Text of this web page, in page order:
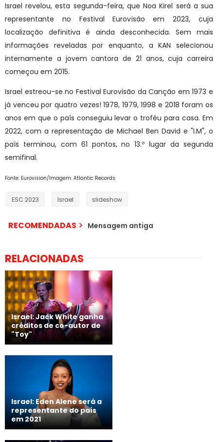
Israel revelou, esta segunda-feira, que Noa Kirel será a sua
representante no Festival Eurovisão em 2023, cuja
localização definitiva é ainda desconhecida. Sem mais
informações reveladas por enquanto, a KAN selecionou
internamente a jovem cantora de 21 anos, cuja carreira
começou em 2015.
Israel estreou-se no Festival Eurovisão da Canção em 1973 e
já venceu por quatro vezes! 1978, 1979, 1998 e 2018 foram os
anos em que o país conseguiu levar o troféu para casa. Em
2022, com a representação de Michael Ben David e "I.M", o
país terminou, com 61 pontos, no 13.º lugar da segunda
semifinal.
Fonte: Eurovision/Imagem: Atlantic Records
ESC 2023 Israel slideshow
RECOMENDADAS Mensagem antiga
RELACIONADAS
Israel: Jack White ganha
créditos de co-autor de
"Toy"
Israel: Eden Alene será a
representante do país
em 2021